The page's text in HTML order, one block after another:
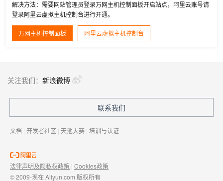
解决方法：需要网站管理员登录万网主机控制面板开启站点，阿里云账号请
登录阿里云虚拟主机控制台进行开通。
万网主机控制面板 阿里云虚拟主机控制台